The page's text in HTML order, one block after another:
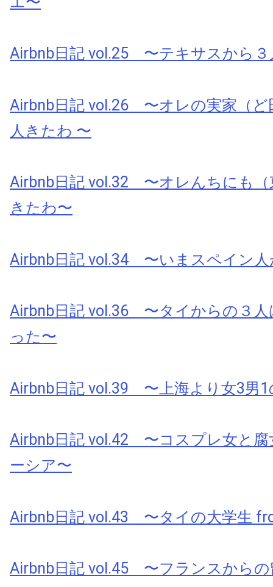
Airbnb日記 vol.25 〜テキサスから３
Airbnb日記 vol.26 〜オレの実家（ど
人きたわ 〜
Airbnb日記 vol.32 〜オレんちにも（
きたわ〜
Airbnb日記 vol.34 〜いまスペイン人
Airbnb日記 vol.36 〜タイからの３人
った〜
Airbnb日記 vol.39 〜上海より女3男1
Airbnb日記 vol.42 〜コスプレ女と腐
ーシア〜
Airbnb日記 vol.43 〜タイの大学生
Airbnb日記 vol.45 〜フランスからの